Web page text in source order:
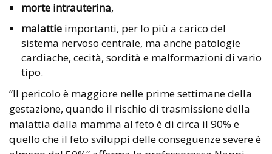
morte intrauterina,
malattie importanti, per lo più a carico del
sistema nervoso centrale, ma anche patologie
cardiache, cecità, sordità e malformazioni di vario
tipo.
“Il pericolo è maggiore nelle prime settimane della
gestazione, quando il rischio di trasmissione della
malattia dalla mamma al feto è di circa il 90% e
quello che il feto sviluppi delle conseguenze severe è